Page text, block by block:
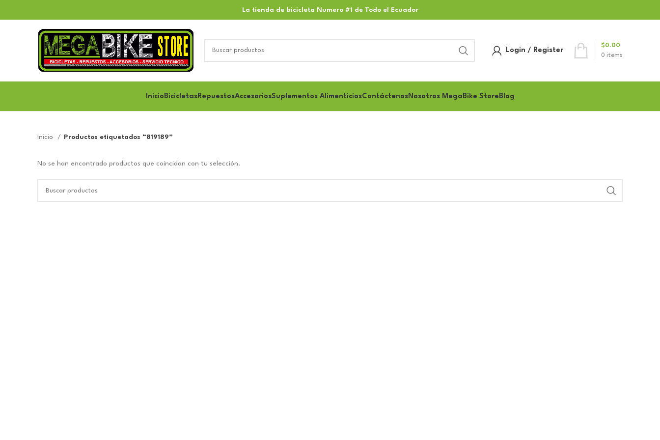
La tienda de bicicleta Numero #1 de Todo el Ecuador
Login / Register
0 items
$0.00
Inicio BicicletasRepuestosAccesoriosSuplementos AlimenticiosContáctenosNosotros MegaBike Store Blog
Inicio Productos etiquetados “819189”
No se han encontrado productos que coincidan con tu selección.